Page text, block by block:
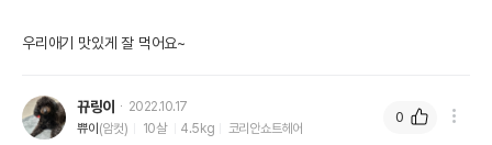
전화번호
유통기한
단, 상품명에 유통기한 명시된 경우, 해당
우리애기 맛있게 잘 먹어요~
뀨링이
2022.10.17
쀼이(암컷) 10살 4.5kg 코리안쇼트헤어
0